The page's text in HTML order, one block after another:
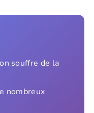
souffre de la
nombreux